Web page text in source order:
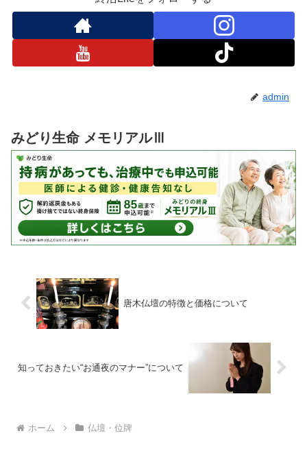
admin
みどり生命 メモリアルⅢ
唐木仏壇の特徴と価格について
知っておきたい“お通夜のマナー”について
ホーム 仏壇・位牌